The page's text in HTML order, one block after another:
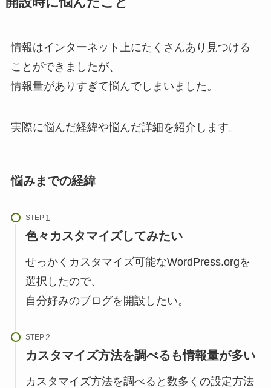
情報はインターネット上にたくさんあり見つける
ことができましたが、
情報量がありすぎて悩んでしまいました。
実際に悩んだ経緯や悩んだ詳細を紹介します。
悩みまでの経緯
STEP
色々カスタマイズしてみたい
せっかくカスタマイズ可能なWordPress.orgを
選択したので、
自分好みのブログを開設したい。
STEP
カスタマイズ方法を調べるも情報量が多い
カスタマイズ方法を調べると数多くの設定方法